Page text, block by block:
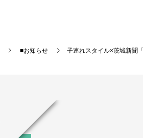
■お知らせ 子連れスタイル×茨城新聞